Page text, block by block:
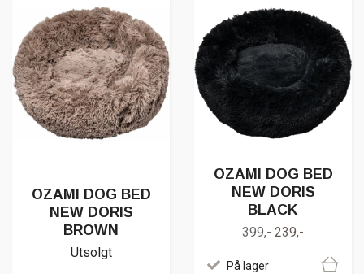
OZAMI DOG BED
NEW DORIS
BROWN
Utsolgt
OZAMI DOG BED
NEW DORIS
BLACK
399,- 239,-
På lager